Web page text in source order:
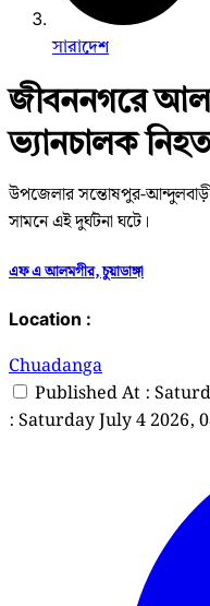
সারাদেশ
জীবননগরে
ভ্যানচালক নিহত
উপজেলার সন্তোষপুর-
সামনে এই দুর্ঘটনা ঘটে।
এফ এ আলমগীর, চুয়াডাঙ্গা
Location :
Chuadanga
Published At :
: Saturday July 4 2026,